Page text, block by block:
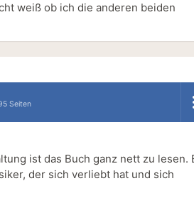
weiß ob ich die anderen beiden
Seiten
ist das Buch ganz nett zu lesen.
der sich verliebt hat und sich